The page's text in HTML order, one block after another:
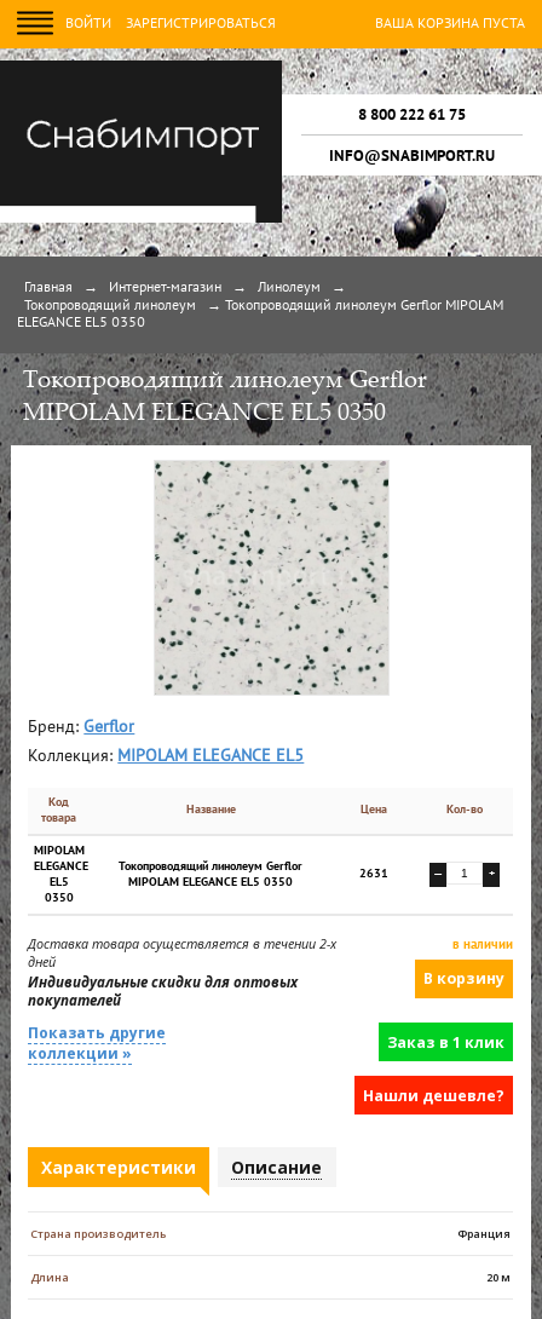
ВОЙТИ ЗАРЕГИСТРИРОВАТЬСЯ ВАША КОРЗИНА ПУСТА
8 800 222 61 75
INFO@SNABIMPORT.RU
Главная → Интернет-магазин → Линолеум
→
Токопроводящий линолеум
→
Токопроводящий линолеум Gerflor MIPOLAM
ELEGANCE EL5 0350
Токопроводящий линолеум Gerflor
MIPOLAM ELEGANCE EL5 0350
Бренд:Gerflor
Коллекция: MIPOLAM ELEGANCE EL5
Код
товара
Название Цена Кол-во
MIPOLAM
ELEGANCE
EL5
0350
Токопроводящий линолеум Gerflor
MIPOLAM ELEGANCE EL5 0350
2631 — +
Доставка товара осуществляется в течении 2-х
дней
Индивидуальные скидки для оптовых
покупателей
в наличии
Показать другие
коллекции »
Заказ в 1 клик
Нашли дешевле?
Характеристики Описание
Страна производитель Франция
Длина 20 м